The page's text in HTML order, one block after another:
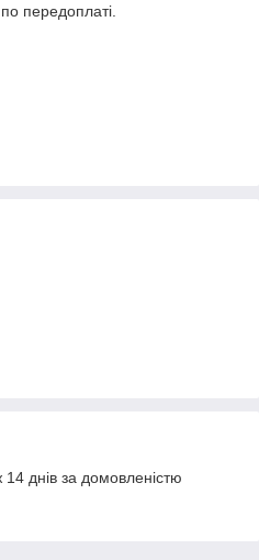
передоплаті.
днів за домовленістю